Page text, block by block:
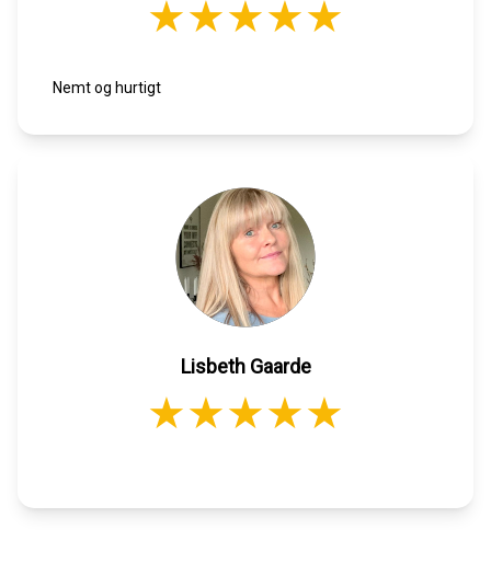
Nemt og hurtigt
Lisbeth Gaarde